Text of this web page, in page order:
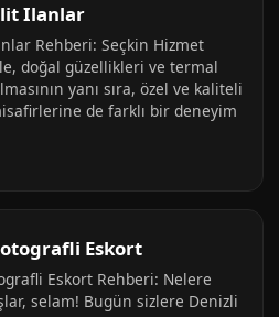
Ilanlar
Rehberi: Seçkin Hizmet
doğal güzellikleri ve termal
yanı sıra, özel ve kaliteli
de farklı bir deneyim
Eskort
Eskort Rehberi: Nelere
selam! Bugün sizlere Denizli